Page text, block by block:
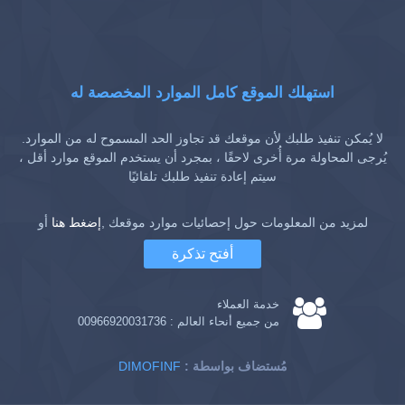
استهلك الموقع كامل الموارد المخصصة له
لا يُمكن تنفيذ طلبك لأن موقعك قد تجاوز الحد المسموح له من الموارد.
يُرجى المحاولة مرة أُخرى لاحقًا ، بمجرد أن يستخدم الموقع موارد أقل ،
سيتم إعادة تنفيذ طلبك تلقائيًا
لمزيد من المعلومات حول إحصائيات موارد موقعك ,إضغط هنا أو
أفتح تذكرة
خدمة العملاء
من جميع أنحاء العالم : 00966920031736
DIMOFINF : مُستضاف بواسطة